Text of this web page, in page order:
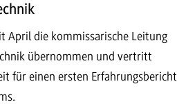
April die kommissarische Leitung
übernommen und vertritt
für einen ersten Erfahrungsbericht